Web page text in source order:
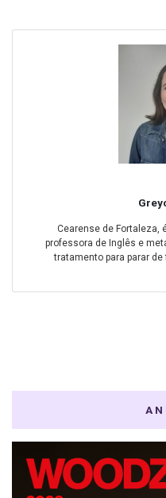
Cearense de Fortaleza,
professora de Inglês e
tratamento para parar de